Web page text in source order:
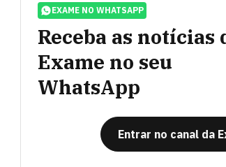
EXAME NO WHATSAPP
Receba as notícias
Exame no seu
WhatsApp
Entrar no canal da